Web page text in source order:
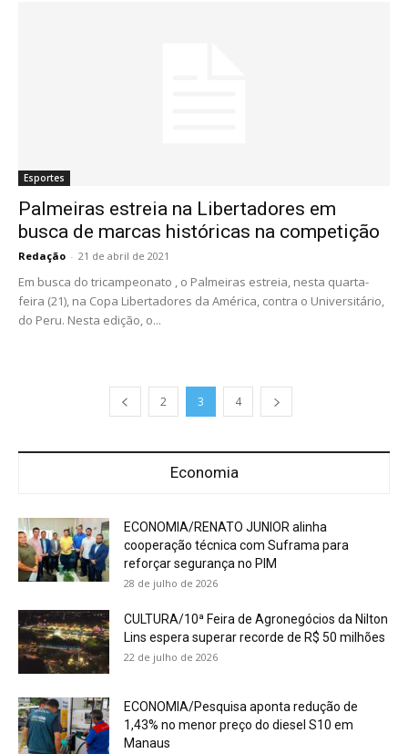
Esportes
Palmeiras estreia na Libertadores em
busca de marcas históricas na competição
Redação - 21 de abril de 2021
Em busca do tricampeonato , o Palmeiras estreia, nesta quarta-
feira (21), na Copa Libertadores da América, contra o Universitário,
do Peru. Nesta edição, o...
2 3 4
Economia
ECONOMIA/RENATO JUNIOR alinha
cooperação técnica com Suframa para
reforçar segurança no PIM
28 de julho de 2026
CULTURA/10ª Feira de Agronegócios da Nilton
Lins espera superar recorde de R$ 50 milhões
22 de julho de 2026
ECONOMIA/Pesquisa aponta redução de
1,43% no menor preço do diesel S10 em
Manaus